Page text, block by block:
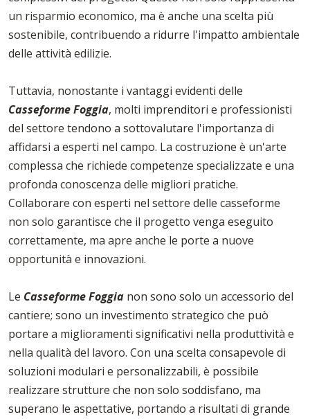
un risparmio economico, ma è anche una scelta più
sostenibile, contribuendo a ridurre l'impatto ambientale
delle attività edilizie.
Tuttavia, nonostante i vantaggi evidenti delle
Casseforme Foggia, molti imprenditori e professionisti
del settore tendono a sottovalutare l'importanza di
affidarsi a esperti nel campo. La costruzione è un'arte
complessa che richiede competenze specializzate e una
profonda conoscenza delle migliori pratiche.
Collaborare con esperti nel settore delle casseforme
non solo garantisce che il progetto venga eseguito
correttamente, ma apre anche le porte a nuove
opportunità e innovazioni.
Le Casseforme Foggia non sono solo un accessorio del
cantiere; sono un investimento strategico che può
portare a miglioramenti significativi nella produttività e
nella qualità del lavoro. Con una scelta consapevole di
soluzioni modulari e personalizzabili, è possibile
realizzare strutture che non solo soddisfano, ma
superano le aspettative, portando a risultati di grande